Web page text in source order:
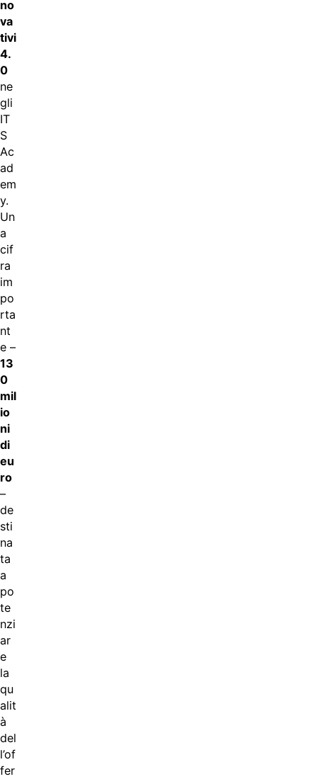
no
va
tivi
4.
0
ne
gli
IT
S
Ac
ad
em
y.
Un
a
cif
ra
im
po
rta
nt
e –
13
0
mil
io
ni
di
eu
ro
–
de
sti
na
ta
a
po
te
nzi
ar
e
la
qu
alit
à
del
l’of
fer